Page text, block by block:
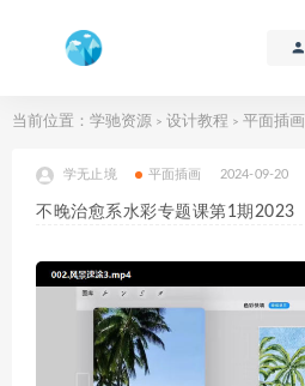
当前位置： 学驰资源 > 设计教程 > 平面插画
学无止境 平面插画 2024-09-20
不晚治愈系水彩专题课第1期2023